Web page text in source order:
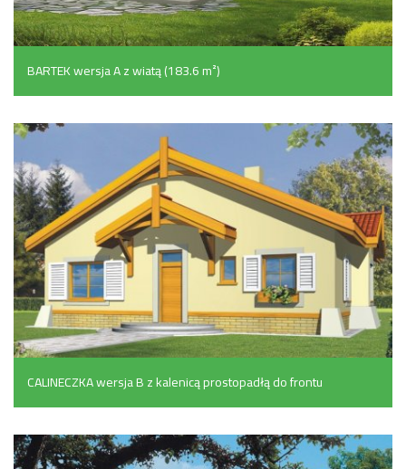
BARTEK wersja A z wiatą (183.6 m²)
CALINECZKA wersja B z kalenicą prostopadłą do frontu
(136 m²)